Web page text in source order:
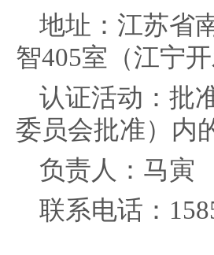
地址：江苏省
智405室（江宁开
认证活动：批
委员会批准）内
负责人：马寅
联系电话：